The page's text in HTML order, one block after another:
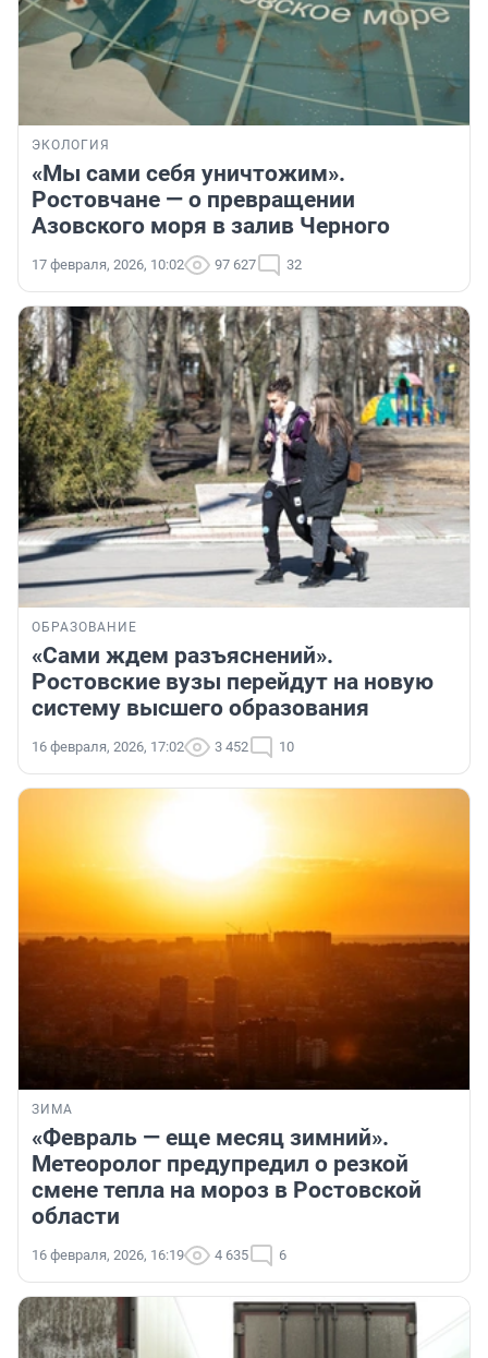
ЭКОЛОГИЯ
«Мы сами себя уничтожим».
Ростовчане — о превращении
Азовского моря в залив Черного
17 февраля, 2026, 10:02 97 627 32
ОБРАЗОВАНИЕ
«Сами ждем разъяснений».
Ростовские вузы перейдут на новую
систему высшего образования
16 февраля, 2026, 17:02 3 452 10
ЗИМА
«Февраль — еще месяц зимний».
Метеоролог предупредил о резкой
смене тепла на мороз в Ростовской
области
16 февраля, 2026, 16:19 4 635 6